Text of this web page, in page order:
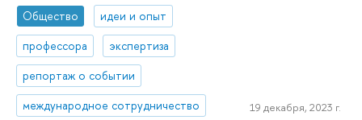
Общество
идеи и опыт
профессора
экспертиза
репортаж о событии
международное сотрудничество
19 декабря, 2023 г.